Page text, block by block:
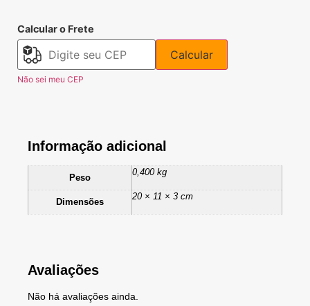
Calcular o Frete
Calcular
Não sei meu CEP
Informação adicional
Peso
0,400 kg
Dimensões
20 × 11 × 3 cm
Avaliações
Não há avaliações ainda.